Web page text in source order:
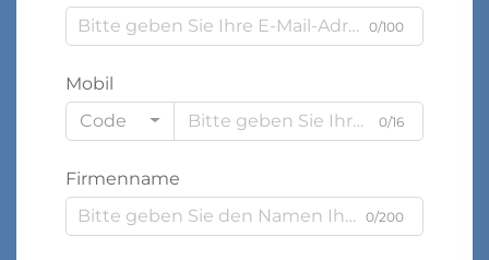
0/100
Mobil
Code
0/16
Firmenname
0/200